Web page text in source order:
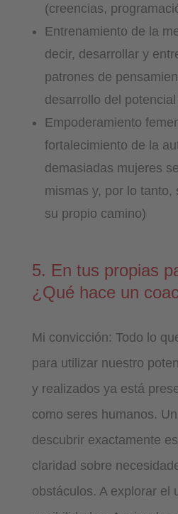
(creencias,
Entrenamiento de la
decir, desarrollar y
patrones de
desarrollo del
Empoderamiento
fortalecimiento de la
demasiadas mujeres
mismas y, por lo tanto,
su propio camino)
5. En tus propias
¿Qué hace un
Mi convicción: Todo lo
para utilizar nuestro
y realizados ya está
como seres humanos.
descubrir exactamente
claridad sobre
obstáculos. A explorar el